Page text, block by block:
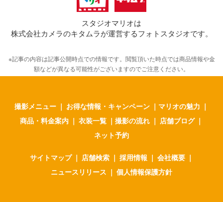
スタジオマリオは
株式会社カメラのキタムラが運営するフォトスタジオです。
※記事の内容は記事公開時点での情報です。閲覧頂いた時点では商品情報や金
額などが異なる可能性がございますのでご注意ください。
撮影メニュー ｜ お得な情報・キャンペーン ｜ マリオの魅力 ｜
商品・料金案内 ｜ 衣装一覧 ｜ 撮影の流れ ｜ 店舗ブログ ｜
ネット予約
サイトマップ ｜ 店舗検索 ｜ 採用情報 ｜ 会社概要 ｜
ニュースリリース ｜ 個人情報保護方針